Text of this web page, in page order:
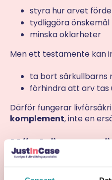
styra hur arvet
tydliggöra önskemål
minska oklarheter
Men ett testamente kan
ta bort särkullbarns
förhindra att arv tas
Därför fungerar
komplement, inte en
När bör man
livförsäkring?